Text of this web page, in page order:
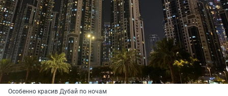
Особенно красив Дубай по ночам